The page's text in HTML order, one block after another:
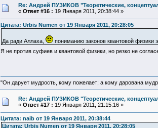
Re: Андрей ПУЗИКОВ "Теоретические,
« Ответ #16 : 19 Января 2011, 20:38:44 »
Цитата: Urbis Numen от 19 Января 2011, 20:28:05
Да ради Аллаха, пониманию законов квантовой физики
Я не против суфиев и квантовой физики, но резко не
"Он дарует мудрость, кому пожелает; а кому дарована
Re: Андрей ПУЗИКОВ "Теоретические,
« Ответ #17 : 19 Января 2011, 21:15:16 »
Цитата: naib от 19 Января 2011, 20:38:44
Цитата: Urbis Numen от 19 Января 2011, 20:28:05